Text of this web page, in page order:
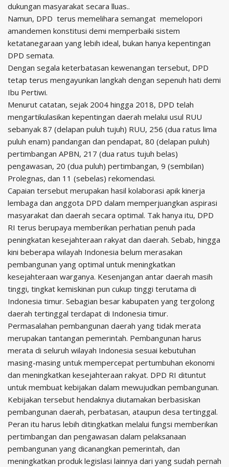
dukungan masyarakat secara lluas..
Namun, DPD terus memelihara semangat memelopori
amandemen konstitusi demi memperbaiki sistem
ketatanegaraan yang lebih ideal, bukan hanya kepentingan
DPD semata.
Dengan segala keterbatasan kewenangan tersebut, DPD
tetap terus mengayunkan langkah dengan sepenuh hati demi
Ibu Pertiwi.
Menurut catatan, sejak 2004 hingga 2018, DPD telah
mengartikulasikan kepentingan daerah melalui usul RUU
sebanyak 87 (delapan puluh tujuh) RUU, 256 (dua ratus lima
puluh enam) pandangan dan pendapat, 80 (delapan puluh)
pertimbangan APBN, 217 (dua ratus tujuh belas)
pengawasan, 20 (dua puluh) pertimbangan, 9 (sembilan)
Prolegnas, dan 11 (sebelas) rekomendasi.
Capaian tersebut merupakan hasil kolaborasi apik kinerja
lembaga dan anggota DPD dalam memperjuangkan aspirasi
masyarakat dan daerah secara optimal. Tak hanya itu, DPD
RI terus berupaya memberikan perhatian penuh pada
peningkatan kesejahteraan rakyat dan daerah. Sebab, hingga
kini beberapa wilayah Indonesia belum merasakan
pembangunan yang optimal untuk meningkatkan
kesejahteraan warganya. Kesenjangan antar daerah masih
tinggi, tingkat kemiskinan pun cukup tinggi terutama di
Indonesia timur. Sebagian besar kabupaten yang tergolong
daerah tertinggal terdapat di Indonesia timur.
Permasalahan pembangunan daerah yang tidak merata
merupakan tantangan pemerintah. Pembangunan harus
merata di seluruh wilayah Indonesia sesuai kebutuhan
masing-masing untuk mempercepat pertumbuhan ekonomi
dan meningkatkan kesejahteraan rakyat. DPD RI dituntut
untuk membuat kebijakan dalam mewujudkan pembangunan.
Kebijakan tersebut hendaknya diutamakan berbasiskan
pembangunan daerah, perbatasan, ataupun desa tertinggal.
Peran itu harus lebih ditingkatkan melalui fungsi memberikan
pertimbangan dan pengawasan dalam pelaksanaan
pembangunan yang dicanangkan pemerintah, dan
meningkatkan produk legislasi lainnya dari yang sudah pernah